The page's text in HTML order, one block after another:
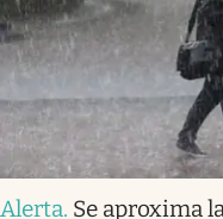
Alerta. Se aproxima